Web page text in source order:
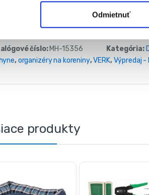
Odmietnuť
číslo: MH-15356 Kategória:
,organizéry na koreniny,VERK,Výpredaj -
produkty